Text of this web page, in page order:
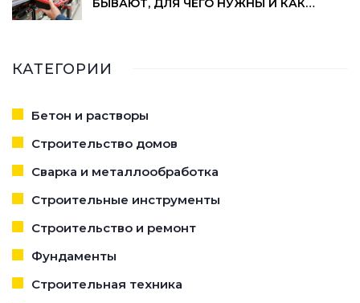
БЫВАЮТ, ДЛЯ ЧЕГО НУЖНЫ И КАК
КАТЕГОРИИ
Бетон и растворы
Строительство домов
Сварка и металлообработка
Строительные инструменты
Строительство и ремонт
Фундаменты
Строительная техника